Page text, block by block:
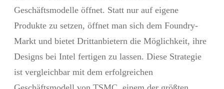
Geschäftsmodelle öffnet. Statt nur auf eigene
Produkte zu setzen, öffnet man sich dem Foundry-
Markt und bietet Drittanbietern die Möglichkeit, ihre
Designs bei Intel fertigen zu lassen. Diese Strategie
ist vergleichbar mit dem erfolgreichen